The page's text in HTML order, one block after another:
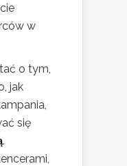
w
o tym,
jak
się
.